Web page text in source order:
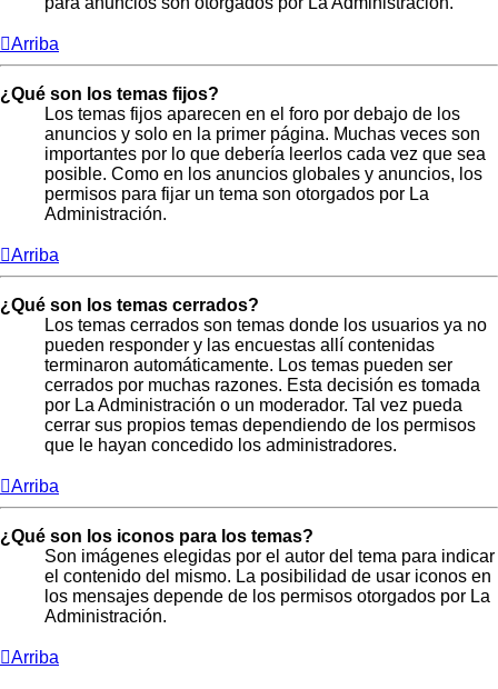
Arriba
¿Qué son los temas fijos?
Los temas fijos aparecen en el foro por debajo de los
anuncios y solo en la primer página. Muchas veces son
importantes por lo que debería leerlos cada vez que sea
posible. Como en los anuncios globales y anuncios, los
permisos para fijar un tema son otorgados por La
Administración.
Arriba
¿Qué son los temas cerrados?
Los temas cerrados son temas donde los usuarios ya no
pueden responder y las encuestas allí contenidas
terminaron automáticamente. Los temas pueden ser
cerrados por muchas razones. Esta decisión es tomada
por La Administración o un moderador. Tal vez pueda
cerrar sus propios temas dependiendo de los permisos
que le hayan concedido los administradores.
Arriba
¿Qué son los iconos para los temas?
Son imágenes elegidas por el autor del tema para indicar
el contenido del mismo. La posibilidad de usar iconos en
los mensajes depende de los permisos otorgados por La
Administración.
Arriba